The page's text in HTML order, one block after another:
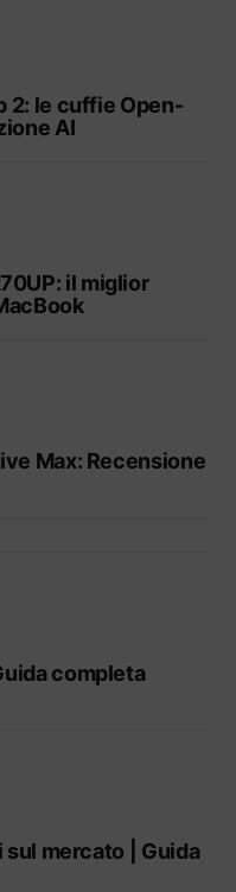
2: le cuffie Open-
AI
il miglior
Max: Recensione
completa
mercato | Guida